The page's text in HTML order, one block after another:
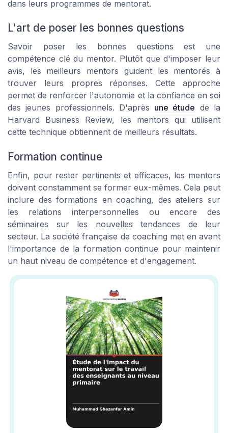
dans leurs programmes de mentorat.
L'art de poser les bonnes questions
Savoir poser les bonnes questions est une
compétence clé du mentor. Plutôt que d'imposer leur
avis, les meilleurs mentors guident les mentorés à
trouver leurs propres réponses. Cette approche
permet de renforcer l'autonomie et la confiance en soi
des jeunes professionnels. D'après une étude de la
Harvard Business Review, les mentors qui utilisent
cette technique obtiennent de meilleurs résultats.
Formation continue
Enfin, pour rester pertinents et efficaces, les mentors
doivent constamment se former eux-mêmes. Cela peut
inclure des formations en coaching, des ateliers sur
les relations interpersonnelles ou encore des
séminaires sur les nouvelles tendances de leur
secteur. La société française de coaching met en avant
l'importance de la formation continue pour maintenir
un haut niveau de compétence et d'engagement.